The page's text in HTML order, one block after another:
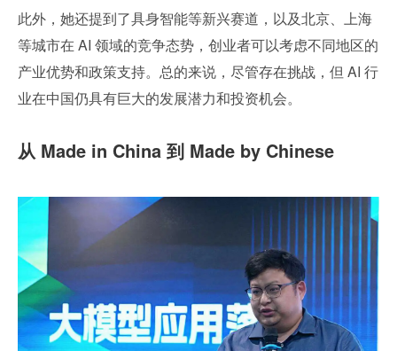
此外，她还提到了具身智能等新兴赛道，以及北京、上海
等城市在 AI 领域的竞争态势，创业者可以考虑不同地区的
产业优势和政策支持。总的来说，尽管存在挑战，但 AI 行
业在中国仍具有巨大的发展潜力和投资机会。
从 Made in China 到 Made by Chinese